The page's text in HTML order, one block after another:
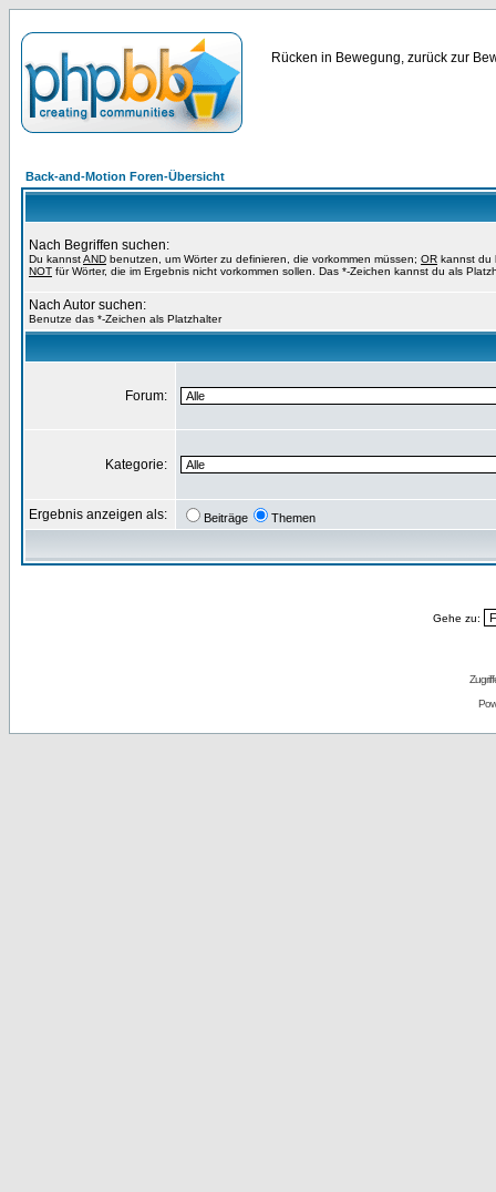
Rücken in Bewegung, zurück zur
Back-and-Motion Foren-Übersicht
Nach Begriffen suchen:
Du kannstAND benutzen, um Wörter zu definieren, die vorkommen müssen; OR kannst du
NOT für Wörter, die im Ergebnis nicht vorkommen sollen. Das *-Zeichen kannst du als
Nach Autor suchen:
Benutze das *-Zeichen als Platzhalter
Forum:
Kategorie:
Ergebnis anzeigen als: Beiträge Themen
Gehe zu: